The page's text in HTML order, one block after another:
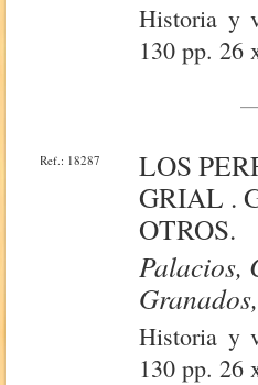
Historia y
130 pp. 26
Ref.: 18287
LOS
GRIAL .
OTROS.
Palacios,
Historia y
130 pp. 26